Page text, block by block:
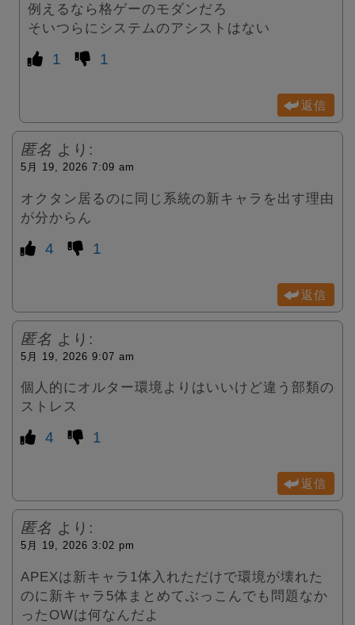
例えるなら格ゲーのモダンだろ
そいつらにシステムのアシストはない
1 1
返信
匿名 より:
5月 19, 2026 7:09 am
オクタン居るのに同じ系統の新キャラを出す理由
が分からん
4 1
返信
匿名 より:
5月 19, 2026 9:07 am
個人的にオルター環境よりはいいけど違う部類の
ストレス
4 1
返信
匿名 より:
5月 19, 2026 3:02 pm
APEXは新キャラ1体入れただけで環境が壊れた
のに新キャラ5体まとめてぶっこんでも問題なか
ったOWは何なんだよ